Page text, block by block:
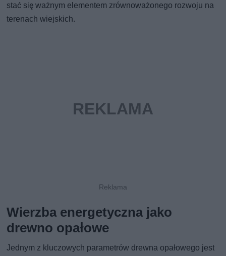
stać się ważnym elementem zrównoważonego rozwoju na
terenach wiejskich.
Wierzba energetyczna jako
drewno opałowe
Jednym z kluczowych parametrów drewna opałowego jest